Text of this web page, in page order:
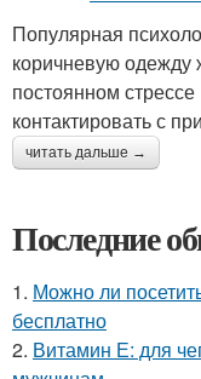
Популярная
коричневую
постоянном
контактировать с
читать дальше →
Последние
1. Можно ли
бесплатно
2. Витамин Е: для